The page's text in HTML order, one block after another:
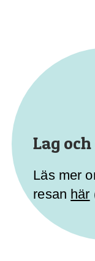
Lag
Läs mer
resan här